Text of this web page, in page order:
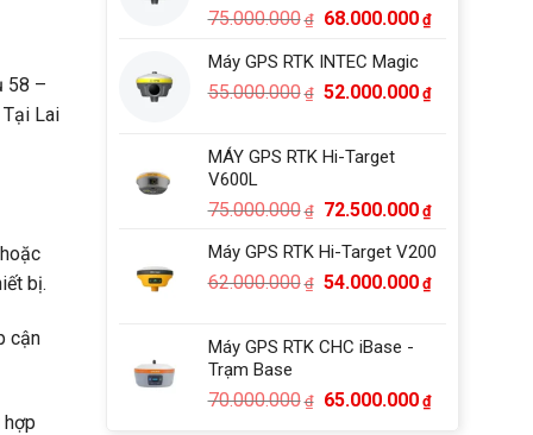
58 –
Lai
bị.
cận
75.000.000 ₫
Giá
là:
75.000.000₫.
68.000.000 ₫Giá
là:
Máy GPS RTK INTEC Magic
55.000.000 ₫ Giá
55.000.000₫.
52.000.000 ₫Giá
MÁY GPS RTK Hi-Target
V600L
75.000.000 ₫
Giá
là:
75.000.000₫.
72.500.000 ₫Giá
tại
là:
Máy GPS RTK Hi-Target V200
62.000.000 ₫ Giá
62.000.000₫.
54.000.000 ₫Giá
Máy GPS RTK CHC iBase -
Trạm Base
70.000.000 ₫
Giá
65.000.000 ₫Giá